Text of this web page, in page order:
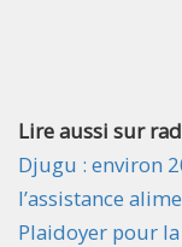
Lire aussi sur
Djugu : environ
l’assistance
Plaidoyer pour